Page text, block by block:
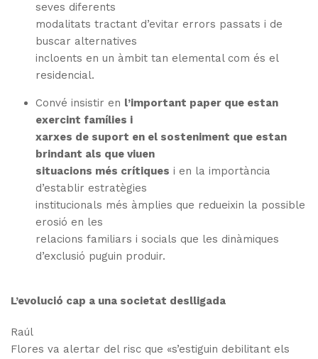
seves diferents
modalitats tractant d’evitar errors passats i de
buscar alternatives
incloents en un àmbit tan elemental com és el
residencial.
Convé insistir en l’important paper que estan
exercint famílies i
xarxes de suport en el sosteniment que estan
brindant als que viuen
situacions més crítiques i en la importància
d’establir estratègies
institucionals més àmplies que redueixin la possible
erosió en les
relacions familiars i socials que les dinàmiques
d’exclusió puguin produir.
L’evolució cap a una societat deslligada
Raúl
Flores va alertar del risc que «s’estiguin debilitant els